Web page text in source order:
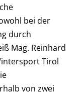
bei der
durch
Mag. Reinhard
Tirol
von zwei